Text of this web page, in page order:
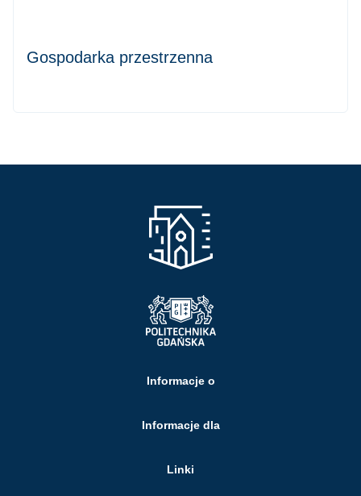
Gospodarka przestrzenna
Informacje o
Informacje dla
Linki